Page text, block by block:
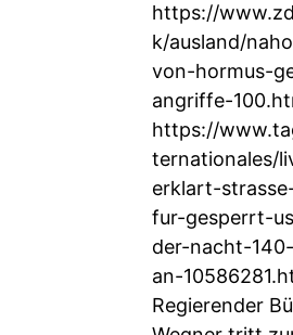
https://
k/ausland/
von-hormus-
angriffe-
https://
ternationales/
erklart-
fur-gesperrt-
der-nacht-
an-
Regierender